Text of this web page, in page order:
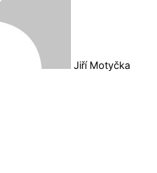
Jiří Motyčka